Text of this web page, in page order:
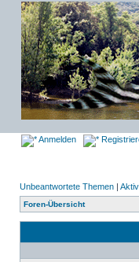
Anmelden
Unbeantwortete Themen |
Foren-Übersicht